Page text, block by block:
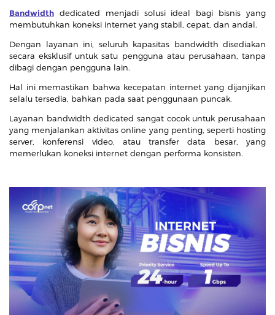
Bandwidth dedicated menjadi solusi ideal bagi bisnis yang
membutuhkan koneksi internet yang stabil, cepat, dan andal.
Dengan layanan ini, seluruh kapasitas bandwidth disediakan
secara eksklusif untuk satu pengguna atau perusahaan, tanpa
dibagi dengan pengguna lain.
Hal ini memastikan bahwa kecepatan internet yang dijanjikan
selalu tersedia, bahkan pada saat penggunaan puncak.
Layanan bandwidth dedicated sangat cocok untuk perusahaan
yang menjalankan aktivitas online yang penting, seperti hosting
server, konferensi video, atau transfer data besar, yang
memerlukan koneksi internet dengan performa konsisten.